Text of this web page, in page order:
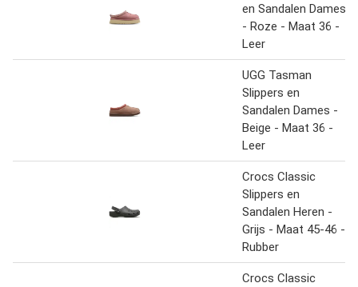
en Sandalen Dames
- Roze - Maat 36 -
Leer
UGG Tasman
Slippers en
Sandalen Dames -
Beige - Maat 36 -
Leer
Crocs Classic
Slippers en
Sandalen Heren -
Grijs - Maat 45-46 -
Rubber
Crocs Classic